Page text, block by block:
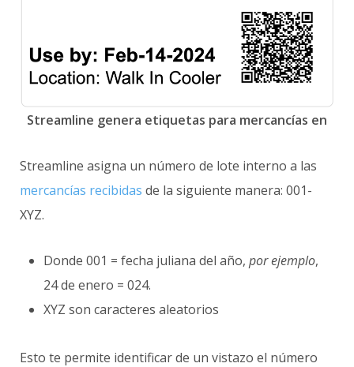
Streamline genera etiquetas para mercancías en
Streamline asigna un número de lote interno a las
mercancías recibidas de la siguiente manera: 001-
XYZ.
Donde 001 = fecha juliana del año, por ejemplo,
24 de enero = 024.
XYZ son caracteres aleatorios
Esto te permite identificar de un vistazo el número